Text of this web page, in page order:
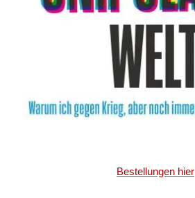
Bestellungen hier